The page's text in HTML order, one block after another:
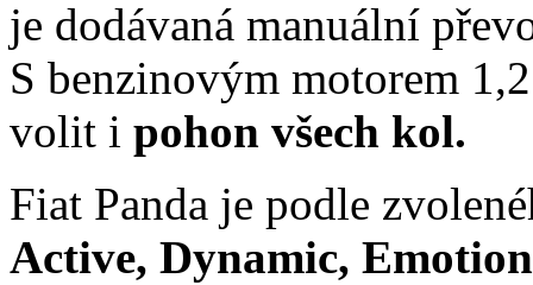
je dodávaná manuální
S benzinovým motorem
volit i pohon všech kol.
Fiat Panda je podle
Active, Dynamic,